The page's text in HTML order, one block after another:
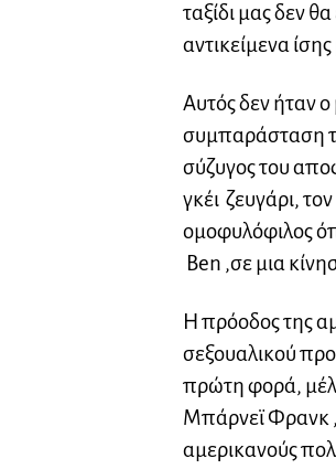
ταξίδι μας δεν
αντικείμενα
Αυτός δεν ήταν
συμπαράσταση
σύζυγος του
γκέι ζευγάρι,
ομοφυλόφιλος
Ben ,σε μια
Η πρόοδος της
σεξουαλικού
πρώτη φορά,
Μπάρνεϊ Φρανκ ,
αμερικανούς